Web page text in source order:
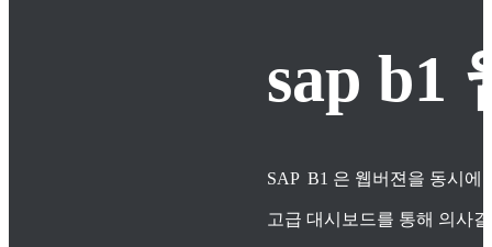
sap b1
SAP B1 은 웹버젼을 동시에
고급 대시보드를 통해 의사